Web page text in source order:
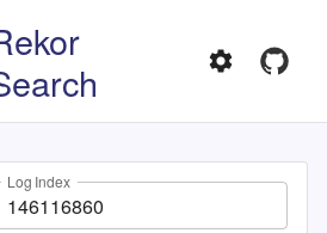
Log Index